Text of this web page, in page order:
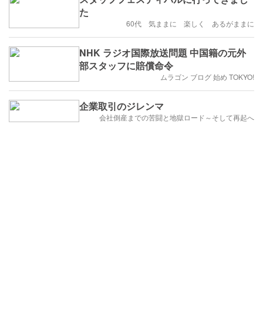
た
60代 気ままに 楽しく あるがままに
NHK ラジオ国際放送問題 中国籍の元外
部スタッフに賠償命令
ムラゴン ブログ 始め TOKYO!
企業取引のジレンマ
会社倒産までの苦闘と地獄ロード～そして再起へ